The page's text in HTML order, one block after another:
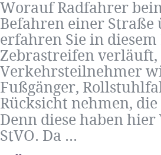
Worauf Radfahrer
Befahren einer Straße
erfahren Sie in
Zebrastreifen verläuft,
Verkehrsteilnehmer
Fußgänger,
Rücksicht nehmen,
Denn diese haben hier
StVO. Da ...